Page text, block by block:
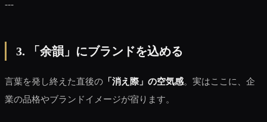
---
3. 「余韻」にブランドを込める
言葉を発し終えた直後の 「消え際」の空気感。実はここに、企
業の品格やブランドイメージが宿ります。